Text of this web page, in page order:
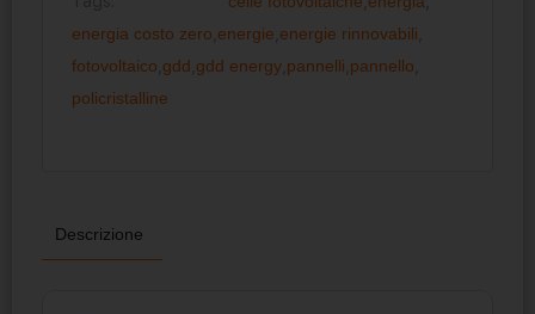
energia costo zero energie energie rinnovabili
fotovoltaico gdd gdd energy pannelli pannello
policristalline
Descrizione